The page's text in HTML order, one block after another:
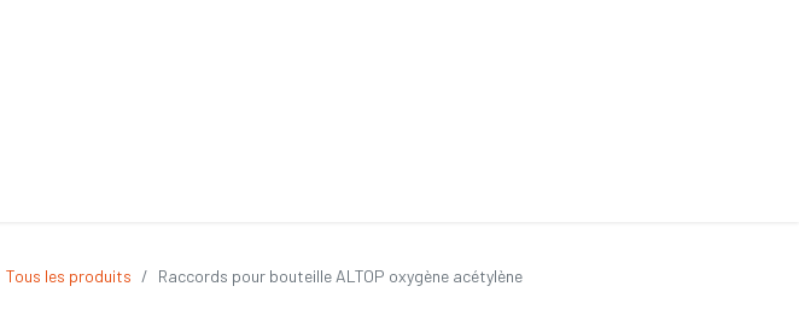
Tous les produits Raccords pour bouteille ALTOP oxygène acétylène